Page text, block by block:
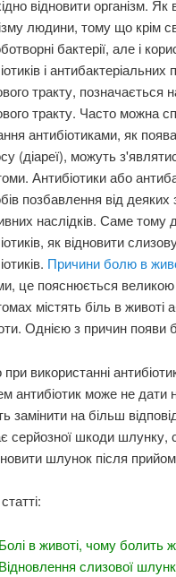
відновити організм.
людини, тому що крім
бактерії, але і
і
тракту, позначається
тракту. Часто можна
антибіотиками, як
(діареї), можуть
Антибіотики або
позбавлення від
наслідків. Саме
як відновити
Причини болю в
це пояснюється великою
містять біль в животі
Однією з причин появи
використанні
антибіотик може не дати
замінити на більш
серйозної шкоди
шлунок після
Болі в животі, чому болить
Відновлення слизової